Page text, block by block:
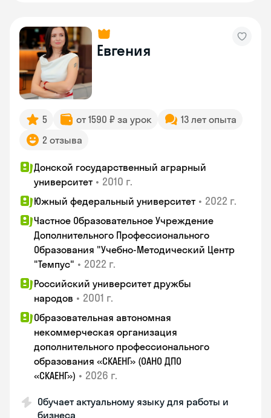
Евгения
5 от 1590 ₽ за урок
13 лет опыта
2 отзыва
Донской государственный аграрный
университет • 2010 г.
Южный федеральный университет • 2022 г.
Частное Образовательное Учреждение
Дополнительного Профессионального
Образования "Учебно-Методический Центр
"Темпус" • 2022 г.
Российский университет дружбы
народов • 2001 г.
Образовательная автономная
некоммерческая организация
дополнительного профессионального
образования «СКАЕНГ» (ОАНО ДПО
«СКАЕНГ») • 2026 г.
Обучает актуальному языку для работы и
бизнеса